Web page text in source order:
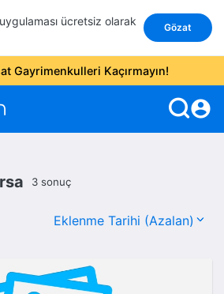
ücretsiz olarak
Gözat
Gayrimenkulleri Kaçırmayın!
account_circle
3 sonuç